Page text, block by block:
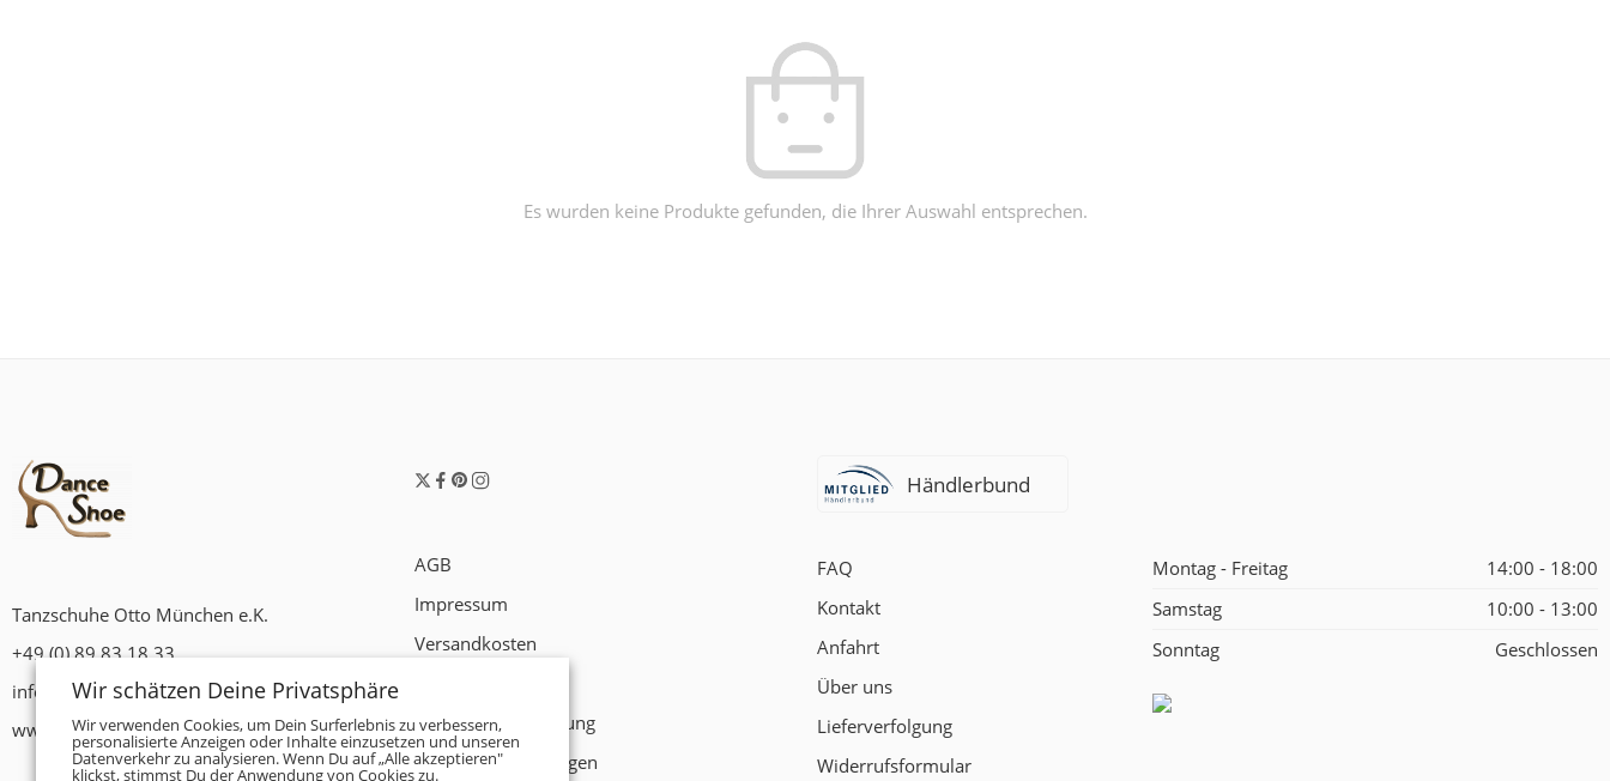
Es wurden keine Produkte gefunden, die Ihrer Auswahl entsprechen.
Tanzschuhe Otto München e.K.
+49 (0) 89 83 18 33
info@tanzschuhe-muenchen.de
www.tanzschuhe-muenchen.de
AGB
Impressum
Versandkosten
Datenschutzerklärung
Zahlungsbedingungen
Händlerbund
FAQ
Kontakt
Anfahrt
Über uns
Lieferverfolgung
Widerrufsformular
Montag - Freitag
14:00 - 18:00
Samstag
10:00 - 13:00
Sonntag
Geschlossen
Wir schätzen Deine Privatsphäre
Wir verwenden Cookies, um Dein Surferlebnis zu verbessern,
personalisierte Anzeigen oder Inhalte einzusetzen und unseren
Datenverkehr zu analysieren. Wenn Du auf „Alle akzeptieren"
klickst, stimmst Du der Anwendung von Cookies zu.